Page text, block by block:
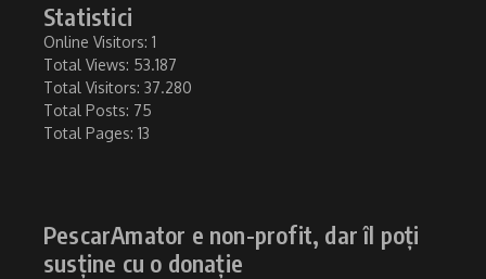
Statistici
Online Visitors: 1
Total Views: 53.187
Total Visitors: 37.280
Total Posts: 75
Total Pages: 13
PescarAmator e non-profit, dar îl poți
susține cu o donație